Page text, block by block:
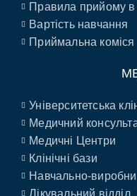
Правила прийому
Вартість навчання
Приймальна коміся
Університетська
Медичний
Медичні Центри
Клінічні бази
Навчально-
Лікувальний відділ